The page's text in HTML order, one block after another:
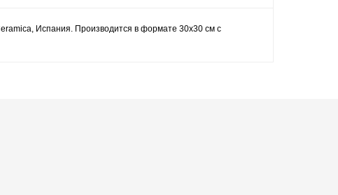
Испания. Производится в формате 30x30 см с